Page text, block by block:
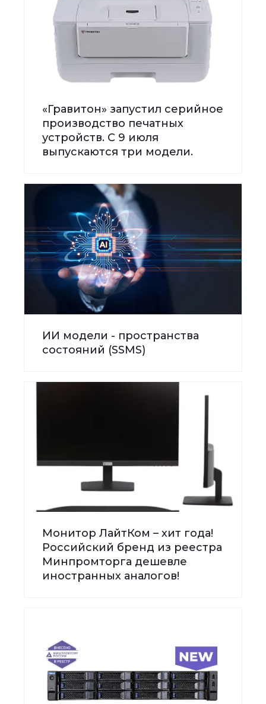
«Гравитон» запустил серийное
производство печатных
устройств. С 9 июля
выпускаются три модели.
ИИ модели - пространства
состояний (SSMS)
Монитор ЛайтКом – хит года!
Российский бренд из реестра
Минпромторга дешевле
иностранных аналогов!